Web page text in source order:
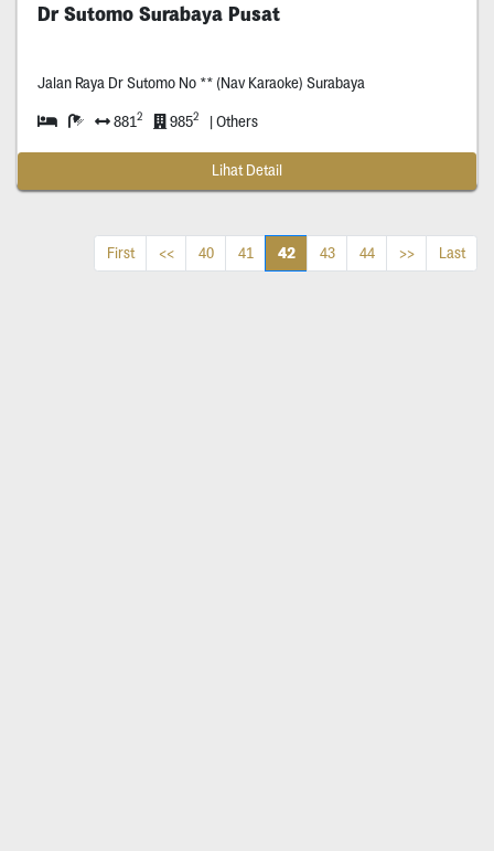
Dr Sutomo Surabaya Pusat
Jalan Raya Dr Sutomo No ** (Nav Karaoke) Surabaya
8812 9852 | Others
Lihat Detail
First << 40 41 42 43 44 >> Last